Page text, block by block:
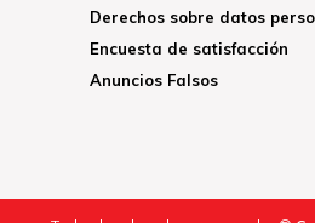
Derechos sobre datos
Encuesta de satisfacción
Anuncios Falsos